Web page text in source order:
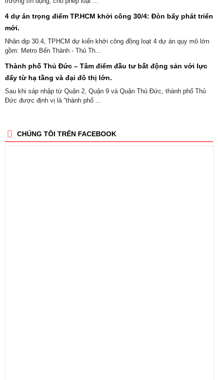
4 dự án trọng điểm TP.HCM khởi công 30/4: Đòn bẩy phát triển
mới.
Nhân dịp 30.4, TPHCM dự kiến khởi công đồng loạt 4 dự án quy mô lớn
gồm: Metro Bến Thành - Thủ Th...
Thành phố Thủ Đức – Tâm điểm đầu tư bất động sản với lực
đẩy từ hạ tầng và đại đô thị lớn.
Sau khi sáp nhập từ Quận 2, Quận 9 và Quận Thủ Đức, thành phố Thủ
Đức được định vị là “thành phố ...
CHÚNG TÔI TRÊN FACEBOOK